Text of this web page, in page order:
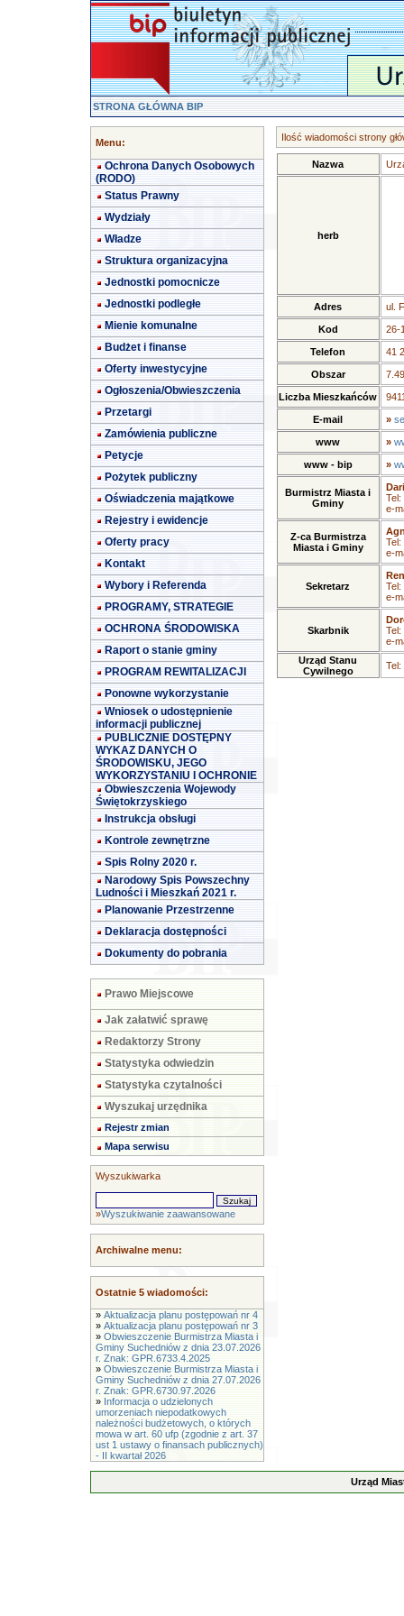
STRONA GŁÓWNA BIP
Menu:
Ochrona Danych Osobowych
(RODO)
Status Prawny
Wydziały
Władze
Struktura organizacyjna
Jednostki pomocnicze
Jednostki podległe
Mienie komunalne
Budżet i finanse
Oferty inwestycyjne
Ogłoszenia/Obwieszczenia
Przetargi
Zamówienia publiczne
Petycje
Pożytek publiczny
Oświadczenia majątkowe
Rejestry i ewidencje
Oferty pracy
Kontakt
Wybory i Referenda
PROGRAMY, STRATEGIE
OCHRONA ŚRODOWISKA
Raport o stanie gminy
PROGRAM REWITALIZACJI
Ponowne wykorzystanie
Wniosek o udostępnienie
informacji publicznej
PUBLICZNIE DOSTĘPNY
WYKAZ DANYCH O
ŚRODOWISKU, JEGO
WYKORZYSTANIU I OCHRONIE
Obwieszczenia Wojewody
Świętokrzyskiego
Instrukcja obsługi
Kontrole zewnętrzne
Spis Rolny 2020 r.
Narodowy Spis Powszechny
Ludności i Mieszkań 2021 r.
Planowanie Przestrzenne
Deklaracja dostępności
Dokumenty do pobrania
Prawo Miejscowe
Jak załatwić sprawę
Redaktorzy Strony
Statystyka odwiedzin
Statystyka czytalności
Wyszukaj urzędnika
Rejestr zmian
Mapa serwisu
Wyszukiwarka
»Wyszukiwanie zaawansowane
Archiwalne menu:
Ostatnie 5 wiadomości:
» Aktualizacja planu postępowań nr 4
» Aktualizacja planu postępowań nr 3
» Obwieszczenie Burmistrza Miasta i
Gminy Suchedniów z dnia 23.07.2026
r. Znak: GPR.6733.4.2025
» Obwieszczenie Burmistrza Miasta i
Gminy Suchedniów z dnia 27.07.2026
r. Znak: GPR.6730.97.2026
» Informacja o udzielonych
umorzeniach niepodatkowych
należności budżetowych, o których
mowa w art. 60 ufp (zgodnie z art. 37
ust 1 ustawy o finansach publicznych)
- II kwartał 2026
Ilość wiadomości strony
Nazwa
herb
Adres ul.
Kod 26-
Telefon 41
Obszar
Liczba Mieszkańców
E-mail »
www »
www - bip »
Burmistrz Miasta i
Gminy
Tel:
e-
Z-ca Burmistrza
Miasta i Gminy
Tel:
e-
Sekretarz
Tel:
e-
Skarbnik
Tel:
e-
Urząd Stanu
Cywilnego
Tel:
Urząd